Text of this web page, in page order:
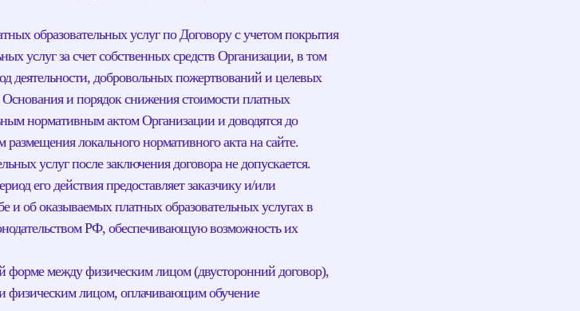
образовательных услуг по Договору с учетом покрытия
услуг за счет собственных средств Организации, в том
деятельности, добровольных пожертвований и целевых
и порядок снижения стоимости платных
нормативным актом Организации и доводятся до
локального нормативного акта на сайте.
услуг после заключения договора не допускается.
его действия предоставляет заказчику и/или
об оказываемых платных образовательных услугах в
РФ, обеспечивающую возможность их
форме между физическим лицом (двусторонний договор),
лицом, оплачивающим обучение